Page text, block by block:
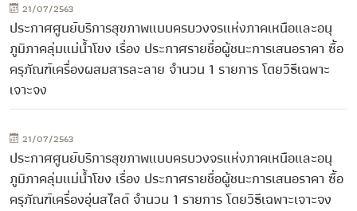
21/07/2563
ประกาศศูนย์บริการสุขภาพแบบครบวงจรแห่งภาคเหนือและอนุ
ภูมิภาคลุ่มแม่น้ำโขง เรื่อง ประกาศรายชื่อผู้ชนะการเสนอราคา ซื้อ
ครุภัณฑ์เครื่องผสมสารละลาย จำนวน 1 รายการ โดยวิธีเฉพาะ
เจาะจง
21/07/2563
ประกาศศูนย์บริการสุขภาพแบบครบวงจรแห่งภาคเหนือและอนุ
ภูมิภาคลุ่มแม่น้ำโขง เรื่อง ประกาศรายชื่อผู้ชนะการเสนอราคา ซื้อ
ครุภัณฑ์เครื่องอุ่นสไลด์ จำนวน 1 รายการ โดยวิธีเฉพาะเจาะจง